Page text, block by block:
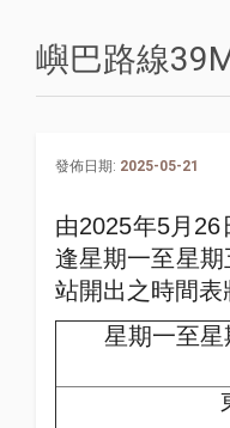
嶼巴路線
發佈日期: 2025-05-21
由2025年5月 26
逢星期一至星期
站開出之時間
星期一至星